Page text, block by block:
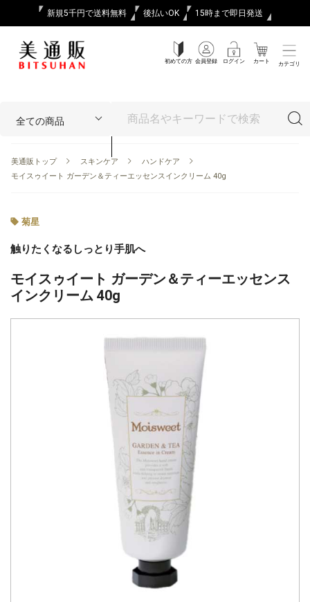
新規5千円で送料無料 後払いOK 15時まで即日発送
初めての方 会員登録 ログイン カート カテゴリ
美通販トップ スキンケア
ハンドケア
モイスゥイート ガーデン＆ティーエッセンスインクリーム 40g
菊星
触りたくなるしっとり手肌へ
モイスゥイート ガーデン＆ティーエッセンス
インクリーム 40g